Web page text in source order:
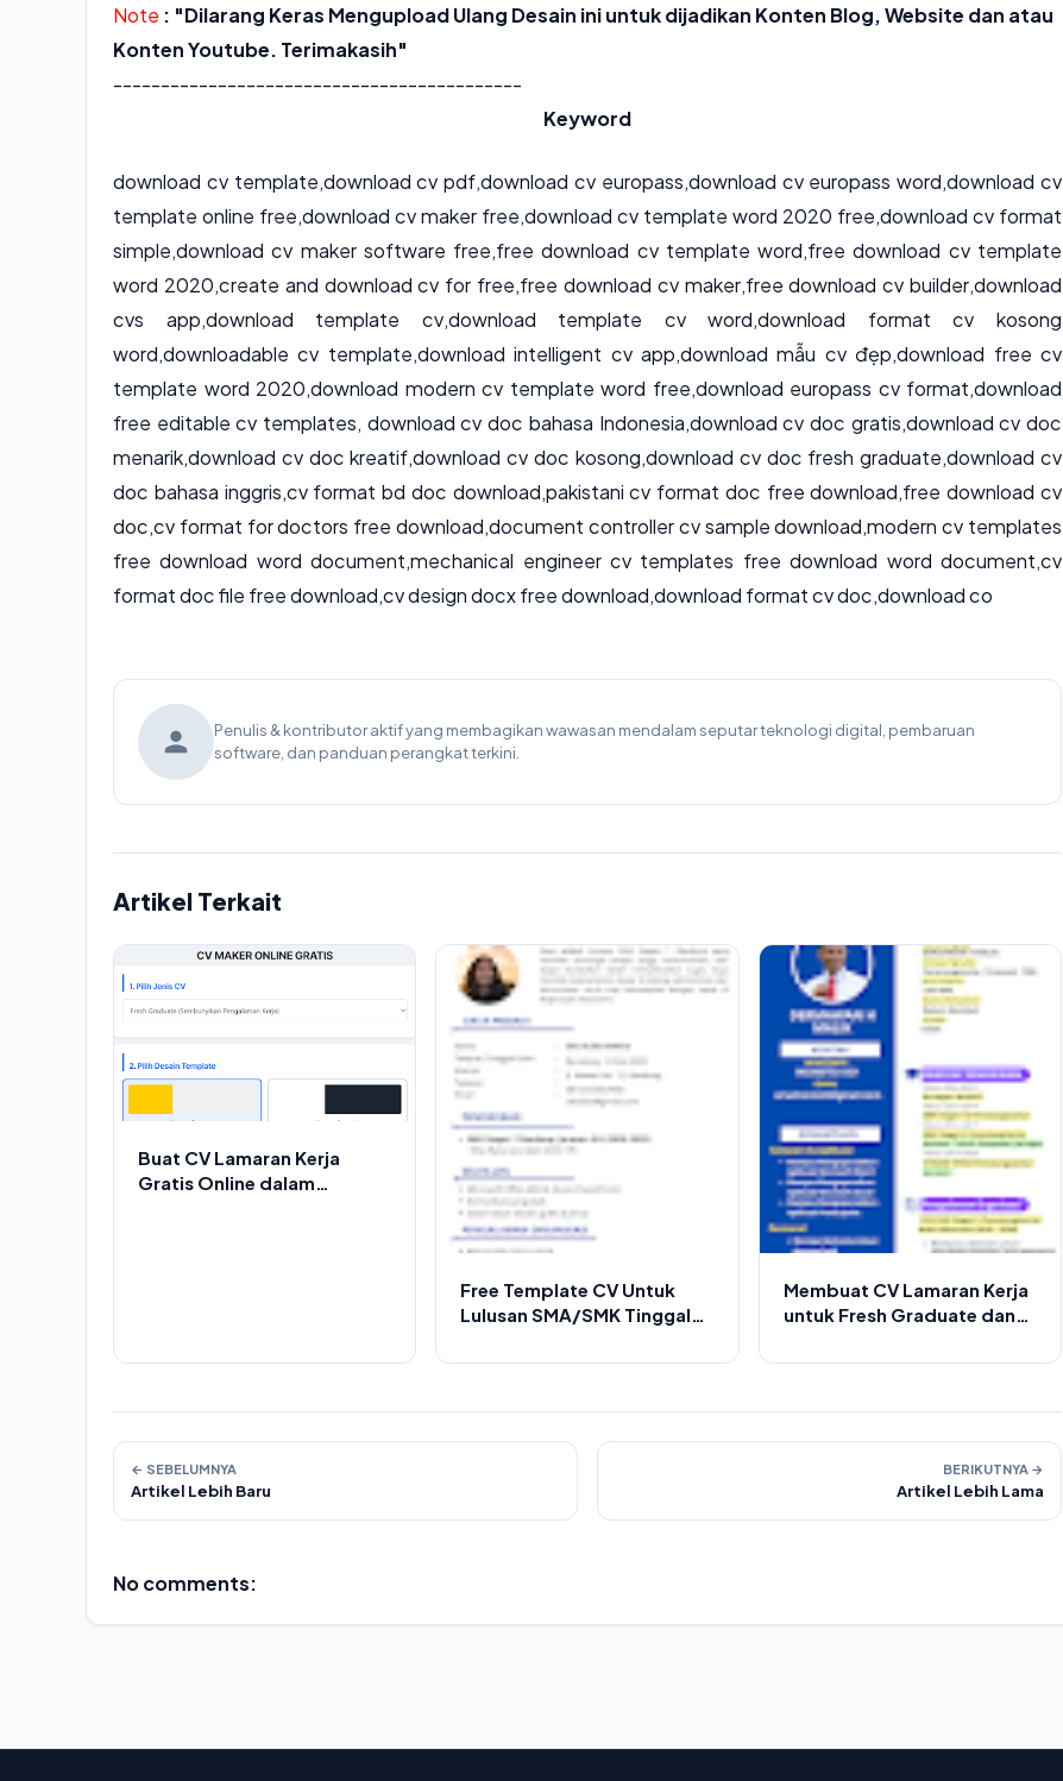
Note : "Dilarang Keras Mengupload Ulang Desain ini untuk dijadikan Konten Blog, Website dan atau
Konten Youtube. Terimakasih"
-------------------------------------------
Keyword
download cv template,download cv pdf,download cv europass,download cv europass word,download cv
template online free,download cv maker free,download cv template word 2020 free,download cv format
simple,download cv maker software free,free download cv template word,free download cv template
word 2020,create and download cv for free,free download cv maker,free download cv builder,download
cvs app,download template cv,download template cv word,download format cv kosong
word,downloadable cv template,download intelligent cv app,download mẫu cv đẹp,download free cv
template word 2020,download modern cv template word free,download europass cv format,download
free editable cv templates, download cv doc bahasa Indonesia,download cv doc gratis,download cv doc
menarik,download cv doc kreatif,download cv doc kosong,download cv doc fresh graduate,download cv
doc bahasa inggris,cv format bd doc download,pakistani cv format doc free download,free download cv
doc,cv format for doctors free download,document controller cv sample download,modern cv templates
free download word document,mechanical engineer cv templates free download word document,cv
format doc file free download,cv design docx free download,download format cv doc,download co
Penulis & kontributor aktif yang membagikan wawasan mendalam seputar teknologi digital, pembaruan
software, dan panduan perangkat terkini.
Artikel Terkait
Buat CV Lamaran Kerja
Gratis Online dalam
Free Template CV Untuk
Lulusan SMA/SMK Tinggal
Kerja
Membuat CV Lamaran Kerja
untuk Fresh Graduate dan
← SEBELUMNYA
Artikel Lebih Baru
BERIKUTNYA →
Artikel Lebih Lama
No comments: